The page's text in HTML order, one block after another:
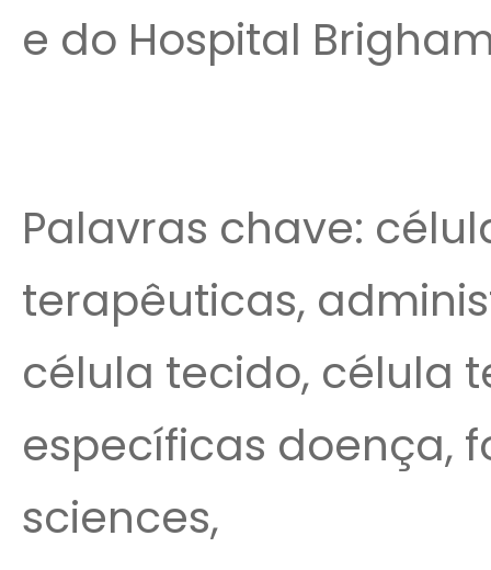
e do Hospital
Palavras chave:
terapêuticas,
célula tecido, célula
específicas doença,
sciences,